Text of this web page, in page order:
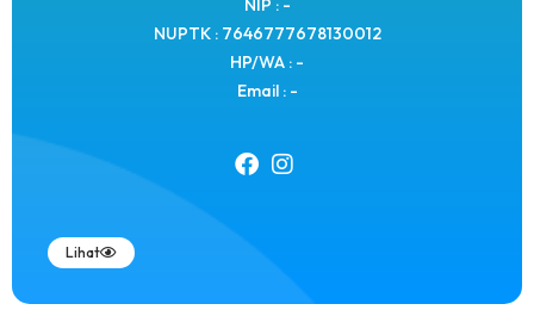
NIP : -
NUPTK : 7646777678130012
HP/WA : -
Email : -
Lihat